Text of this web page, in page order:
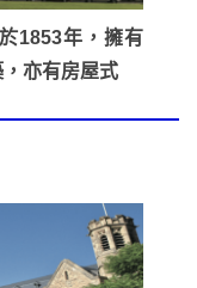
1853年，擁有
亦有房屋式